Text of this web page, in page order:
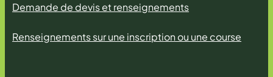
Demande de devis et renseignements
Renseignements sur une inscription ou une course